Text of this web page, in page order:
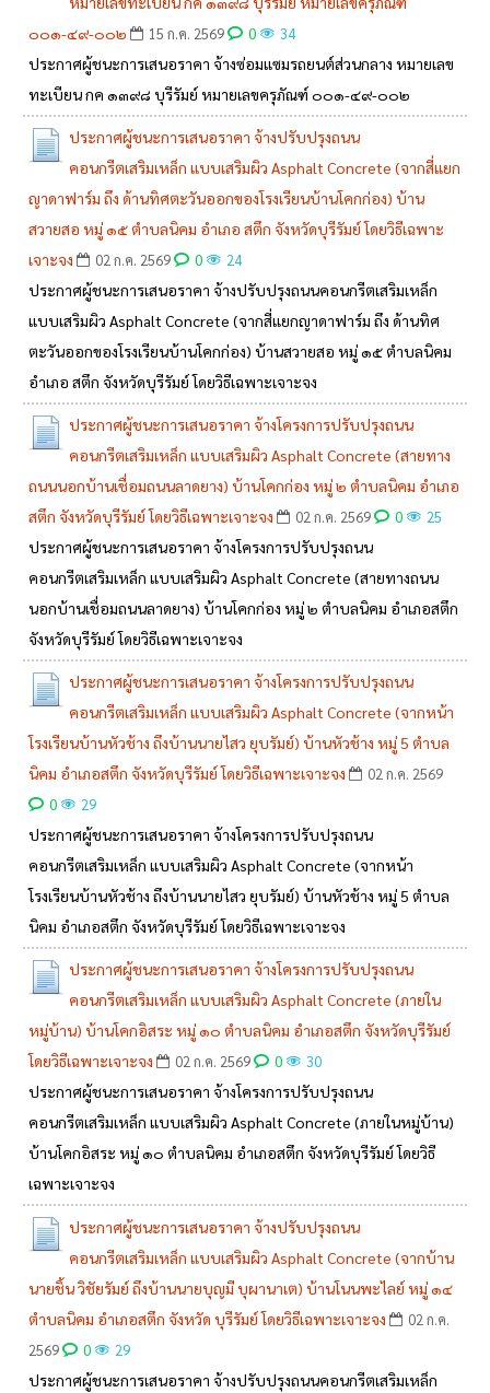
๐๐๑-๔๙-๐๐๒
15 ก.ค. 2569 0 34
ประกาศผู้ชนะการเสนอราคา จ้างซ่อมแซมรถยนต์ส่วนกลาง หมายเลข
ทะเบียน กค ๑๓๙๘ บุรีรัมย์ หมายเลขครุภัณฑ์ ๐๐๑-๔๙-๐๐๒
ประกาศผู้ชนะการเสนอราคา จ้างปรับปรุงถนน
คอนกรีตเสริมเหล็ก แบบเสริมผิว Asphalt Concrete (จากสี่แยก
ญาดาฟาร์ม ถึง ด้านทิศตะวันออกของโรงเรียนบ้านโคกก่อง) บ้าน
สวายสอ หมู่ ๑๕ ตำบลนิคม อำเภอ สตึก จังหวัดบุรีรัมย์ โดยวิธีเฉพาะ
เจาะจง
02 ก.ค. 2569 0 24
ประกาศผู้ชนะการเสนอราคา จ้างปรับปรุงถนนคอนกรีตเสริมเหล็ก
แบบเสริมผิว Asphalt Concrete (จากสี่แยกญาดาฟาร์ม ถึง ด้านทิศ
ตะวันออกของโรงเรียนบ้านโคกก่อง) บ้านสวายสอ หมู่ ๑๕ ตำบลนิคม
อำเภอ สตึก จังหวัดบุรีรัมย์ โดยวิธีเฉพาะเจาะจง
ประกาศผู้ชนะการเสนอราคา จ้างโครงการปรับปรุงถนน
คอนกรีตเสริมเหล็ก แบบเสริมผิว Asphalt Concrete (สายทาง
ถนนนอกบ้านเชื่อมถนนลาดยาง) บ้านโคกก่อง หมู่ ๒ ตำบลนิคม อำเภอ
สตึก จังหวัดบุรีรัมย์ โดยวิธีเฉพาะเจาะจง
02 ก.ค. 2569 0 25
ประกาศผู้ชนะการเสนอราคา จ้างโครงการปรับปรุงถนน
คอนกรีตเสริมเหล็ก แบบเสริมผิว Asphalt Concrete (สายทางถนน
นอกบ้านเชื่อมถนนลาดยาง) บ้านโคกก่อง หมู่ ๒ ตำบลนิคม อำเภอสตึก
จังหวัดบุรีรัมย์ โดยวิธีเฉพาะเจาะจง
ประกาศผู้ชนะการเสนอราคา จ้างโครงการปรับปรุงถนน
คอนกรีตเสริมเหล็ก แบบเสริมผิว Asphalt Concrete (จากหน้า
โรงเรียนบ้านหัวช้าง ถึงบ้านนายไสว ยุบรัมย์) บ้านหัวช้าง หมู่ 5 ตำบล
นิคม อำเภอสตึก จังหวัดบุรีรัมย์ โดยวิธีเฉพาะเจาะจง
02 ก.ค. 2569
0 29
ประกาศผู้ชนะการเสนอราคา จ้างโครงการปรับปรุงถนน
คอนกรีตเสริมเหล็ก แบบเสริมผิว Asphalt Concrete (จากหน้า
โรงเรียนบ้านหัวช้าง ถึงบ้านนายไสว ยุบรัมย์) บ้านหัวช้าง หมู่ 5 ตำบล
นิคม อำเภอสตึก จังหวัดบุรีรัมย์ โดยวิธีเฉพาะเจาะจง
ประกาศผู้ชนะการเสนอราคา จ้างโครงการปรับปรุงถนน
คอนกรีตเสริมเหล็ก แบบเสริมผิว Asphalt Concrete (ภายใน
หมู่บ้าน) บ้านโคกอิสระ หมู่ ๑๐ ตำบลนิคม อำเภอสตึก จังหวัดบุรีรัมย์
โดยวิธีเฉพาะเจาะจง
02 ก.ค. 2569 0 30
ประกาศผู้ชนะการเสนอราคา จ้างโครงการปรับปรุงถนน
คอนกรีตเสริมเหล็ก แบบเสริมผิว Asphalt Concrete (ภายในหมู่บ้าน)
บ้านโคกอิสระ หมู่ ๑๐ ตำบลนิคม อำเภอสตึก จังหวัดบุรีรัมย์ โดยวิธี
เฉพาะเจาะจง
ประกาศผู้ชนะการเสนอราคา จ้างปรับปรุงถนน
คอนกรีตเสริมเหล็ก แบบเสริมผิว Asphalt Concrete (จากบ้าน
นายชิ้น วิชัยรัมย์ ถึงบ้านนายบุญมี บุผานาเต) บ้านโนนพะไลย์ หมู่ ๑๔
ตำบลนิคม อำเภอสตึก จังหวัด บุรีรัมย์ โดยวิธีเฉพาะเจาะจง
02 ก.ค.
2569
0 29
ประกาศผู้ชนะการเสนอราคา จ้างปรับปรุงถนนคอนกรีตเสริมเหล็ก